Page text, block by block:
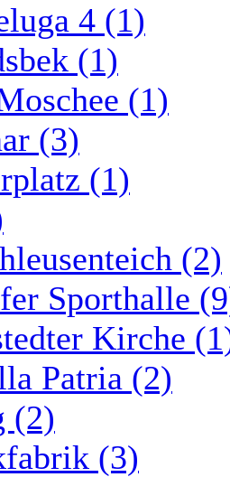
4 (1)
(1)
(1)
(3)
(1)
(2)
Sporthalle
Kirche
Patria (2)
(2)
(3)